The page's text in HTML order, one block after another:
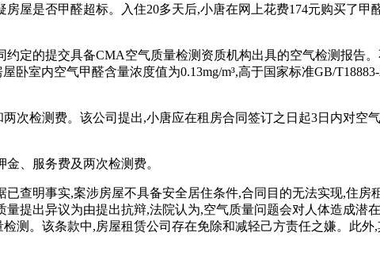
屋是否甲醛超标。入住20多天后,小唐在网上花费174元购买了甲
定的提交具备CMA空气质量检测资质机构出具的空气检测报告
室内空气甲醛含量浓度值为0.13mg/m³,高于国家标准GB/
次检测费。该公司提出,小唐应在租房合同签订之日起3日内对空
、服务费及两次检测费。
查明事实,案涉房屋不具备安全居住条件,合同目的无法实现,住房
提出异议为由提出抗辩,法院认为,空气质量问题会对人体造成潜
测。该条款中,房屋租赁公司存在免除和减轻己方责任之嫌。此